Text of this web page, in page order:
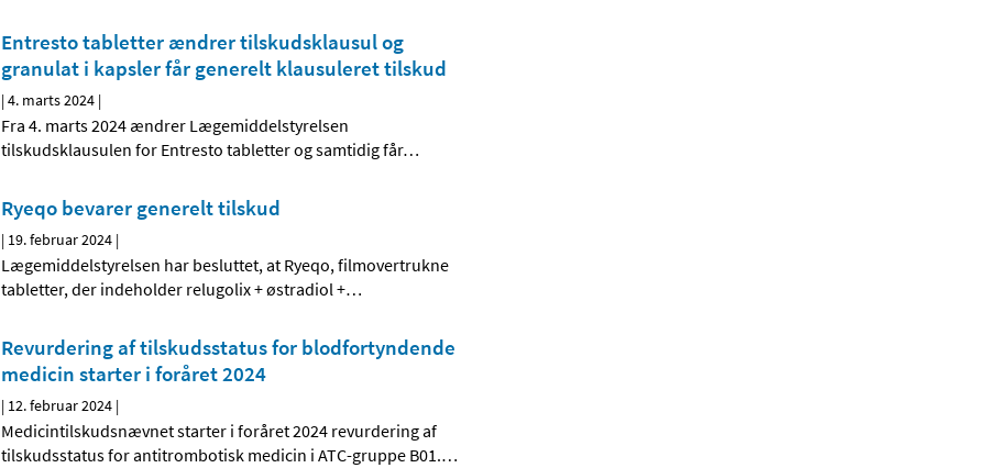
Entresto tabletter ændrer tilskudsklausul og
granulat i kapsler får generelt klausuleret tilskud
|4. marts 2024 |
Fra 4. marts 2024 ændrer Lægemiddelstyrelsen
tilskudsklausulen for Entresto tabletter og samtidig får…
Ryeqo bevarer generelt tilskud
| 19. februar 2024 |
Lægemiddelstyrelsen har besluttet, at Ryeqo, filmovertrukne
tabletter, der indeholder relugolix + østradiol +…
Revurdering af tilskudsstatus for blodfortyndende
medicin starter i foråret 2024
| 12. februar 2024 |
Medicintilskudsnævnet starter i foråret 2024 revurdering af
tilskudsstatus for antitrombotisk medicin i ATC-gruppe B01.…